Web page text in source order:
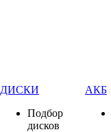
ДИСКИ
Подбор
дисков
АКБ